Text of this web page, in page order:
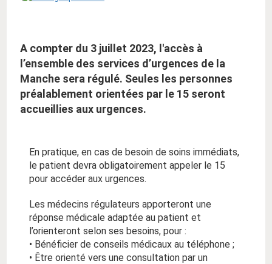
A compter du 3 juillet 2023, l'accès à
l’ensemble des services d’urgences de la
Manche sera régulé. Seules les personnes
préalablement orientées par le 15 seront
accueillies aux urgences.
En pratique, en cas de besoin de soins immédiats,
le patient devra obligatoirement appeler le 15
pour accéder aux urgences.
Les médecins régulateurs apporteront une
réponse médicale adaptée au patient et
l’orienteront selon ses besoins, pour :
• Bénéficier de conseils médicaux au téléphone ;
• Être orienté vers une consultation par un